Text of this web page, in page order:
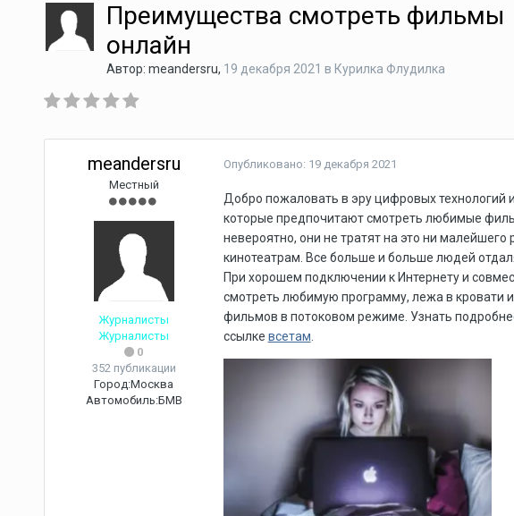
Преимущества смотреть фильмы
онлайн
Автор: meandersru, 19 декабря 2021 в Курилка Флудилка
meandersru
Местный
Журналисты
Журналисты
0
352 публикации
Город:Москва
Автомобиль:БМВ
Опубликовано: 19 декабря 2021
Добро пожаловать в эру цифровых технологий
которые предпочитают смотреть любимые
невероятно, они не тратят на это ни малейшего
кинотеатрам. Все больше и больше людей
При хорошем подключении к Интернету и
смотреть любимую программу, лежа в кровати
фильмов в потоковом режиме. Узнать
ссылке всетам